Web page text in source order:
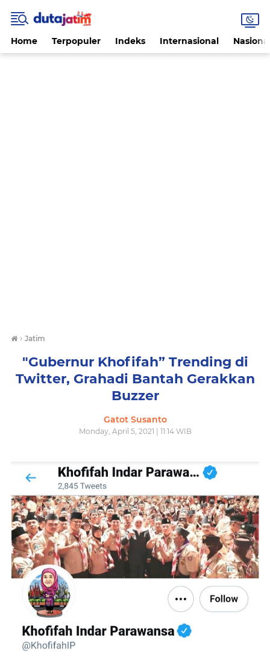
Home Terpopuler Indeks Internasional
› Jatim
"Gubernur Khofifah” Trending di
Twitter, Grahadi Bantah Gerakkan
Buzzer
Gatot Susanto
Monday, April 5, 2021 | 11:14 WIB